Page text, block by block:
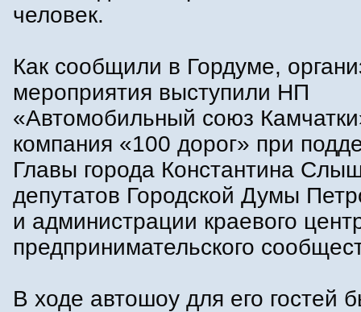
человек.
Как сообщили в Гордуме,
мероприятия выступили НП
«Автомобильный союз
компания «100 дорог» при
Главы города Константина
депутатов Городской Думы
и администрации краевого
предпринимательского
В ходе автошоу для его гостей